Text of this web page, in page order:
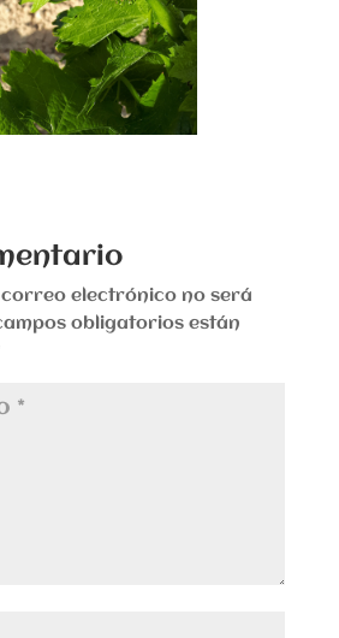
electrónico no será
obligatorios están